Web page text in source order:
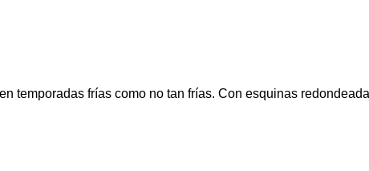
temporadas frías como no tan frías. Con esquinas